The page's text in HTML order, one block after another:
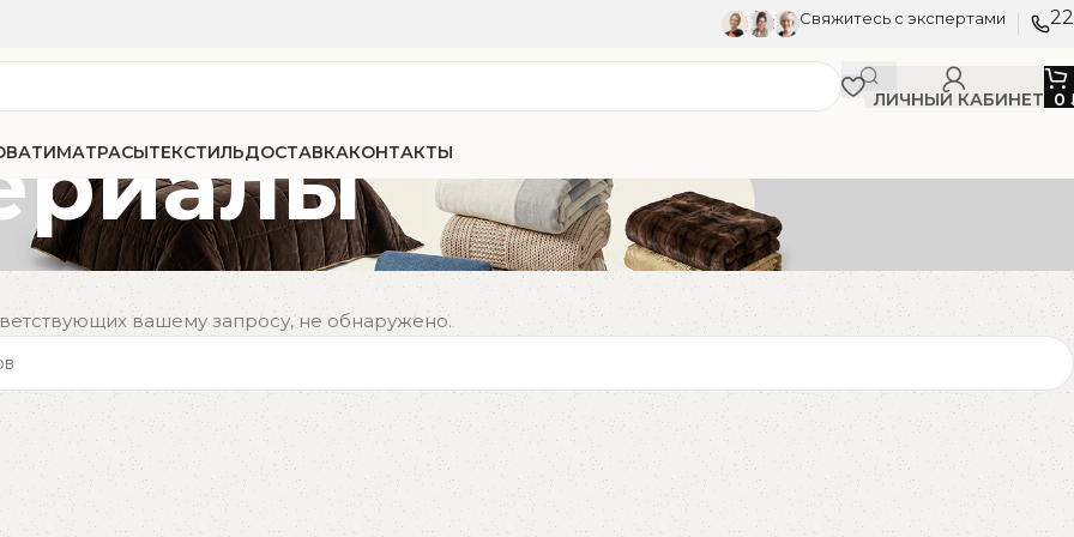
Свяжитесь с экспертами
ЛИЧНЫЙ КАБИНЕТ 0
МАТРАСЫТЕКСТИЛЬДОСТАВКАКОНТАКТЫ
вашему запросу, не обнаружено.